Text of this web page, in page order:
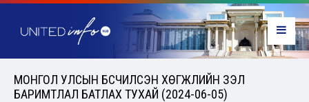
МОНГОЛ УЛСЫН БҮСЧИЛСЭН ХӨГЖЛИЙН ҮЗЭЛ
БАРИМТЛАЛ БАТЛАХ ТУХАЙ (2024-06-05)